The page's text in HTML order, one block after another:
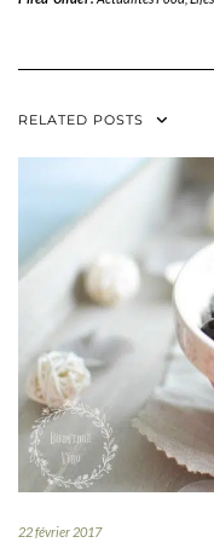
RELATED POSTS
22 février 2017